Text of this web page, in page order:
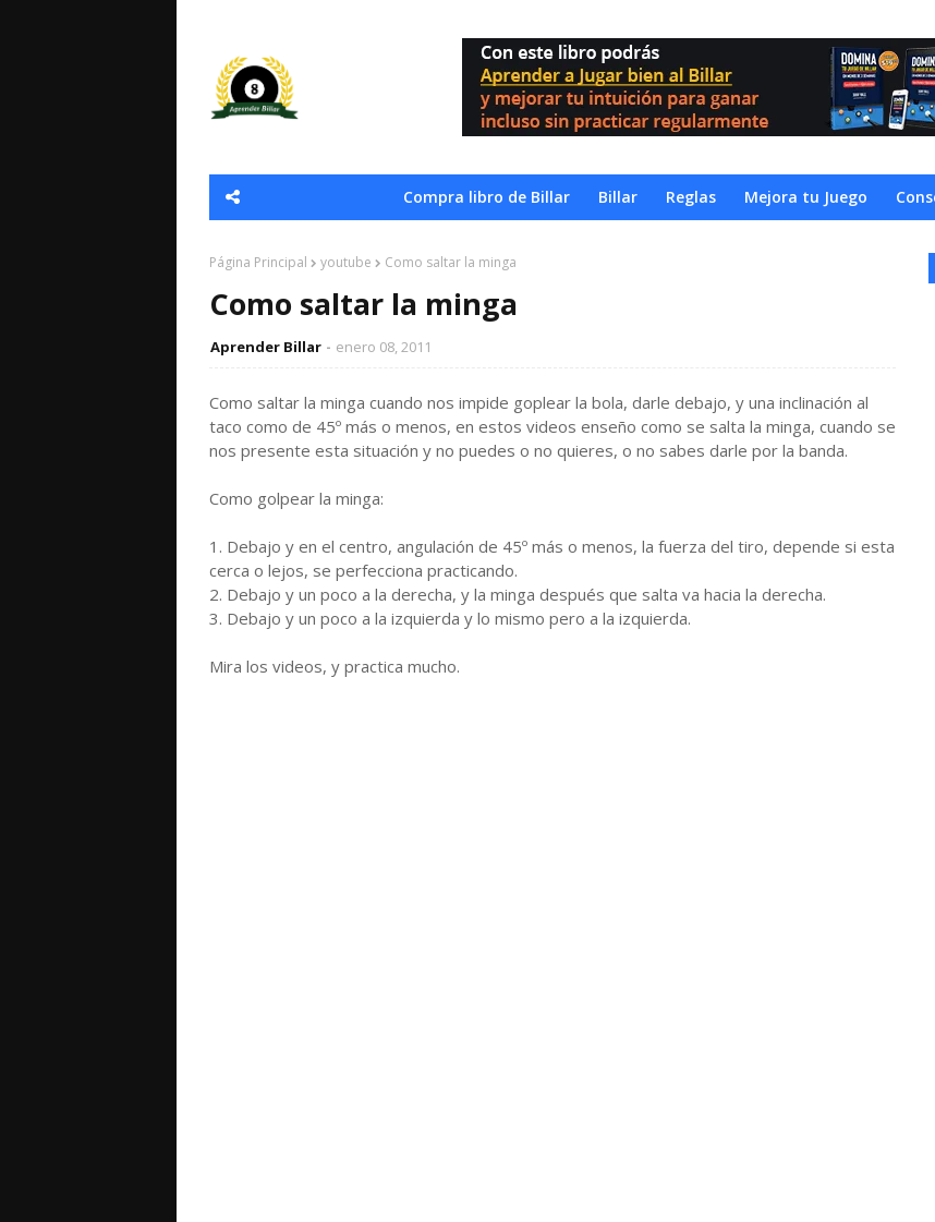
Compra libro de Billar Billar Reglas Mejora tu Juego
Página Principal youtube Como saltar la minga
Como saltar la minga
Aprender Billar enero 08, 2011
Como saltar la minga cuando nos impide goplear la bola, darle debajo, y una inclinación al
taco como de 45º más o menos, en estos videos enseño como se salta la minga, cuando se
nos presente esta situación y no puedes o no quieres, o no sabes darle por la banda.
Como golpear la minga:
1. Debajo y en el centro, angulación de 45º más o menos, la fuerza del tiro, depende si esta
cerca o lejos, se perfecciona practicando.
2. Debajo y un poco a la derecha, y la minga después que salta va hacia la derecha.
3. Debajo y un poco a la izquierda y lo mismo pero a la izquierda.
Mira los videos, y practica mucho.